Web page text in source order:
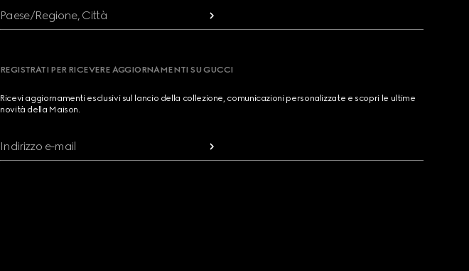
Paese/Regione, Città
REGISTRATI PER RICEVERE AGGIORNAMENTI SU GUCCI
Ricevi aggiornamenti esclusivi sul lancio della collezione, comunicazioni personalizzate e scopri le ultime
novità della Maison.
Indirizzo e-mail